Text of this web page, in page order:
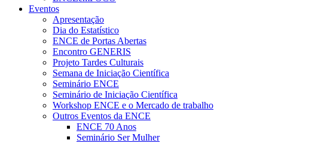
Eventos
Apresentação
Dia do Estatístico
ENCE de Portas Abertas
Encontro GENERIS
Projeto Tardes Culturais
Semana de Iniciação Científica
Seminário ENCE
Seminário de Iniciação Científica
Workshop ENCE e o Mercado de trabalho
Outros Eventos da ENCE
ENCE 70 Anos
Seminário Ser Mulher